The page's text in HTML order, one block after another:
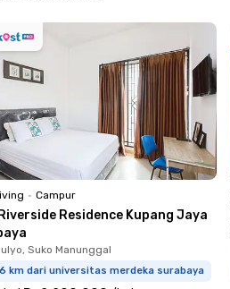
• Campur
Residence Kupang Jaya
Suko Manunggal
km dari universitas merdeka surabaya